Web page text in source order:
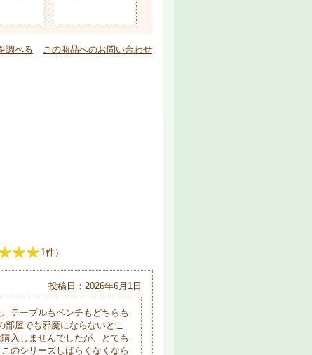
調べる この商品へのお問い合わせ
1件）
投稿日：2026年6月1日
テーブルもベンチもどちらも
部屋でも邪魔にならないとこ
入しませんでしたが、とても
のシリーズしばらくなくなら